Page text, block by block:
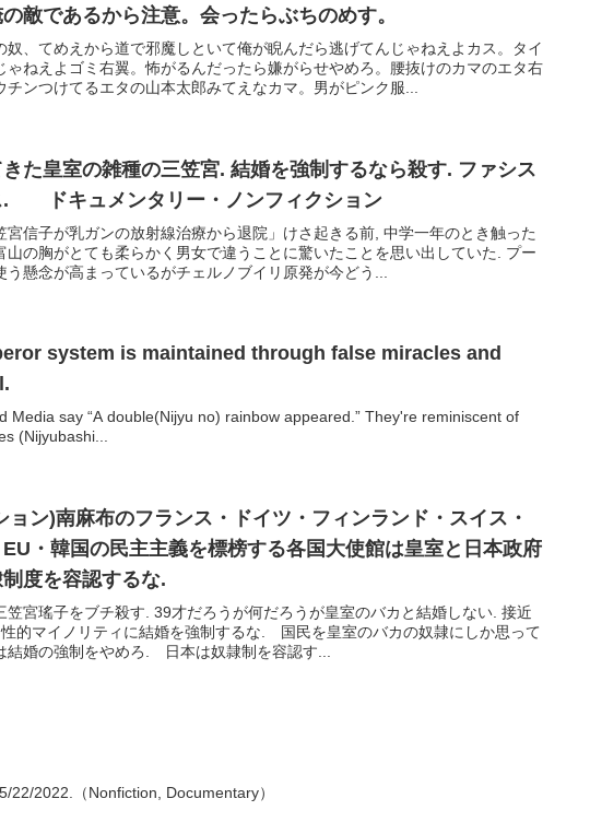
敵であるから注意。会ったらぶちのめす。
奴、てめえから道で邪魔しといて俺が睨んだら逃げてんじゃねえよカス。タイ
ゃねえよゴミ右翼。怖がるんだったら嫌がらせやめろ。腰抜けのカマのエタ右
チンつけてるエタの山本太郎みてえなカマ。男がピンク服...
た皇室の雑種の三笠宮. 結婚を強制するなら殺す. ファシス
. ドキュメンタリー・ノンフィクション
宮信子が乳ガンの放射線治療から退院」けさ起きる前, 中学一年のとき触った
山の胸がとても柔らかく男女で違うことに驚いたことを思い出していた. プー
う懸念が高まっているがチェルノブイリ原発が今どう...
system is maintained through false miracles and
Media say “A double(Nijyu no) rainbow appeared.” They're reminiscent of
(Nijyubashi...
ョン)南麻布のフランス・ドイツ・フィンランド・スイス・
EU・韓国の民主主義を標榜する各国大使館は皇室と日本政府
度を容認するな.
笠宮瑤子をブチ殺す. 39才だろうが何だろうが皇室のバカと結婚しない. 接近
性的マイノリティに結婚を強制するな. 国民を皇室のバカの奴隷にしか思って
結婚の強制をやめろ. 日本は奴隷制を容認す...
22/2022.（Nonfiction, Documentary）